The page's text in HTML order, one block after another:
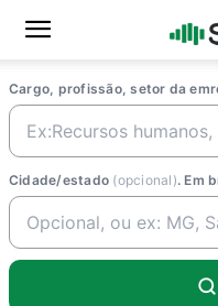
Cargo, profissão, setor da
Cidade/estado (opcional). Em